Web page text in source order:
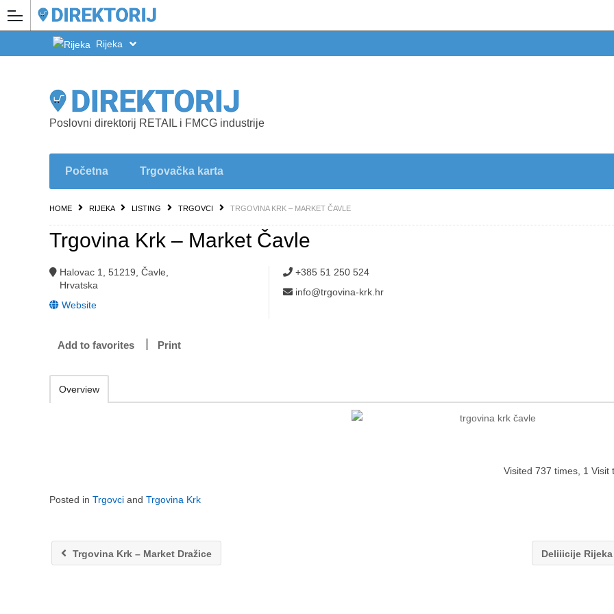
Rijeka
Poslovni direktorij RETAIL i FMCG industrije
Početna Trgovačka karta
HOME RIJEKA LISTING TRGOVCI TRGOVINA KRK – MARKET ČAVLE
Trgovina Krk – Market Čavle
Halovac 1, 51219, Čavle,
Hrvatska
Website
+385 51 250 524
info@trgovina-krk.hr
Add to favorites Print
Overview
Visited 737 times, 1 Visit
Posted in Trgovci and Trgovina Krk
Trgovina Krk – Market Dražice Deliiicije Rijeka